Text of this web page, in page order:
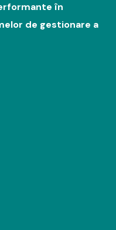
în
de gestionare a